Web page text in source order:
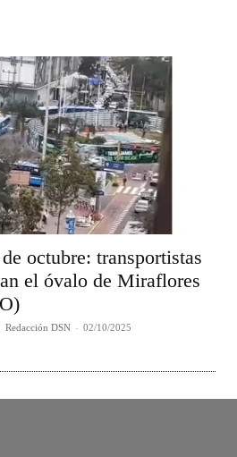
octubre: transportistas
el óvalo de Miraflores
Redacción DSN - 02/10/2025